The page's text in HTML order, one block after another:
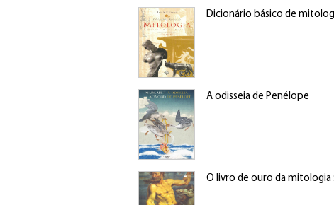
Dicionário básico de
A odisseia de Penélope
O livro de ouro da mitologia